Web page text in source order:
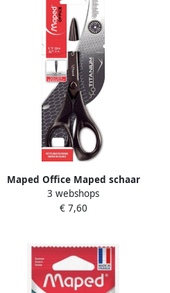
Maped Office Maped schaar
Titanium 17 cm symmetrische
ogen op blister
3 webshops
€ 7,60